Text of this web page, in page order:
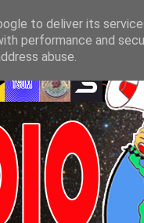
to deliver its
performance and
abuse.